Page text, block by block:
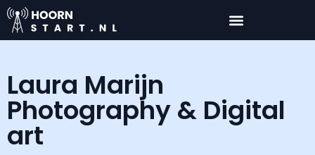
Laura Marijn
Photography & Digital
art